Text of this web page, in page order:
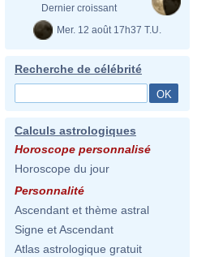
Dernier croissant
Mer. 12 août 17h37 T.U.
Recherche de célébrité
Calculs astrologiques
Horoscope personnalisé
Horoscope du jour
Personnalité
Ascendant et thème astral
Signe et Ascendant
Atlas astrologique gratuit